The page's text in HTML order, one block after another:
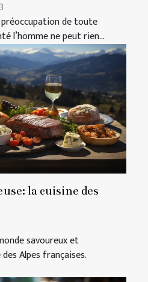
de toute
l’homme ne peut rien...
la cuisine des
savoureux et
Alpes françaises.